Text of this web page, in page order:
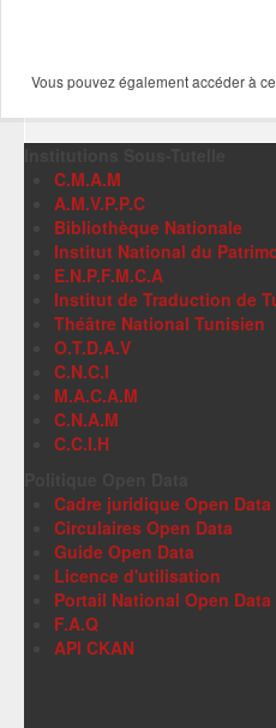
Vous pouvez également accéder à
C.M.A.M
A.M.V.P.P.C
Bibliothèque Nationale
Institut National du
E.N.P.F.M.C.A
Institut de Traduction de
Théâtre National Tunisien
O.T.D.A.V
C.N.C.I
M.A.C.A.M
C.N.A.M
C.C.I.H
Cadre juridique Open Data
Circulaires Open Data
Guide Open Data
Licence d'utilisation
Portail National Open Data
F.A.Q
API CKAN